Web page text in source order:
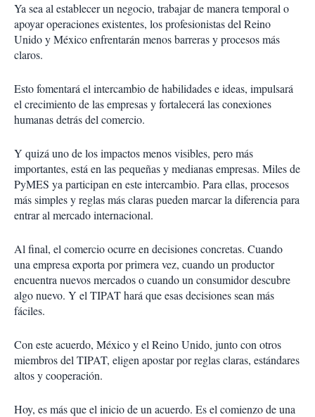
Ya sea al establecer un negocio, trabajar de manera temporal o
apoyar operaciones existentes, los profesionistas del Reino
Unido y México enfrentarán menos barreras y procesos más
claros.
Esto fomentará el intercambio de habilidades e ideas, impulsará
el crecimiento de las empresas y fortalecerá las conexiones
humanas detrás del comercio.
Y quizá uno de los impactos menos visibles, pero más
importantes, está en las pequeñas y medianas empresas. Miles de
PyMES ya participan en este intercambio. Para ellas, procesos
más simples y reglas más claras pueden marcar la diferencia para
entrar al mercado internacional.
Al final, el comercio ocurre en decisiones concretas. Cuando
una empresa exporta por primera vez, cuando un productor
encuentra nuevos mercados o cuando un consumidor descubre
algo nuevo. Y el TIPAT hará que esas decisiones sean más
fáciles.
Con este acuerdo, México y el Reino Unido, junto con otros
miembros del TIPAT, eligen apostar por reglas claras, estándares
altos y cooperación.
Hoy, es más que el inicio de un acuerdo. Es el comienzo de una